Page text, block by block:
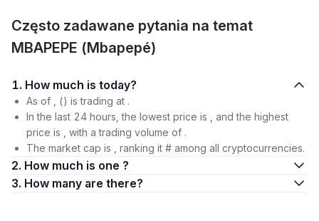
Często zadawane pytania na temat
MBAPEPE (Mbapepé)
1. How much is today?
As of , () is trading at .
In the last 24 hours, the lowest price is , and the highest
price is , with a trading volume of .
The market cap is , ranking it # among all cryptocurrencies.
2. How much is one ?
3. How many are there?